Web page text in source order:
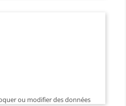
ou modifier des données